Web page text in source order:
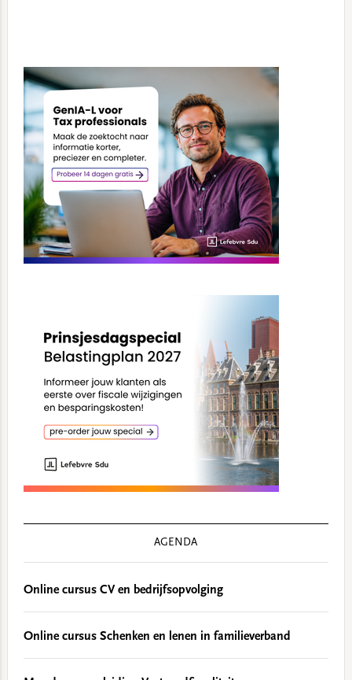
Sidebar
AGENDA
Online cursus CV en bedrijfsopvolging
Online cursus Schenken en lenen in familieverband